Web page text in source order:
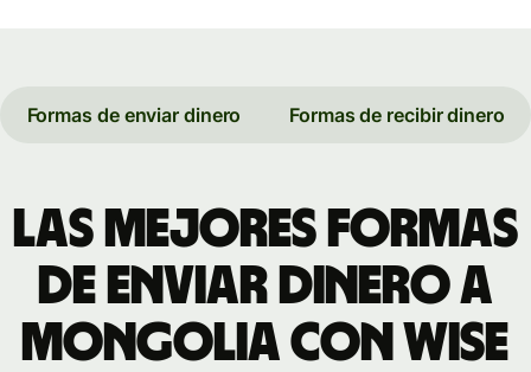
Formas de enviar dinero Formas de recibir dinero
Las mejores formas
de enviar dinero a
Mongolia con Wise